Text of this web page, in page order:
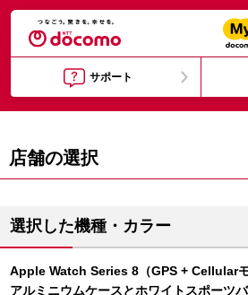
サポート
店舗の選択
選択した機種・カラー
Apple Watch Series 8（GPS + Cellular
アルミニウムケースとホワイトスポーツ